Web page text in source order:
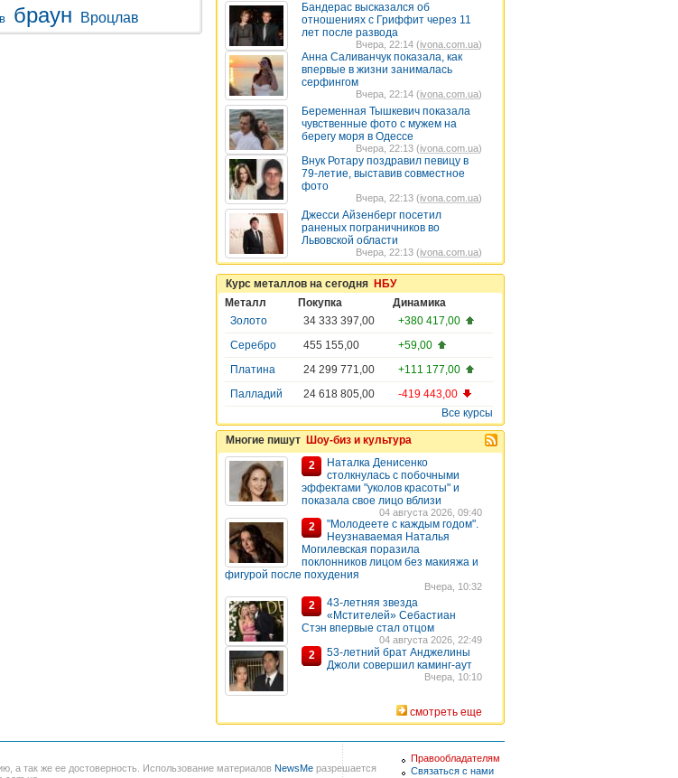
браун Вроцлав
Бандерас высказался об
отношениях с Гриффит через 11
лет после развода
Вчера, 22:14 (ivona.com.ua)
Анна Саливанчук показала, как
впервые в жизни занималась
серфингом
Вчера, 22:14 (ivona.com.ua)
Беременная Тышкевич показала
чувственные фото с мужем на
берегу моря в Одессе
Вчера, 22:13 (ivona.com.ua)
Внук Ротару поздравил певицу в
79-летие, выставив совместное
фото
Вчера, 22:13 (ivona.com.ua)
Джесси Айзенберг посетил
раненых пограничников во
Львовской области
Вчера, 22:13 (ivona.com.ua)
Курс металлов на сегодня НБУ
Металл
Покупка
Динамика
Золото
34 333 397,00
+380 417,00
Серебро
455 155,00
+59,00
Платина
24 299 771,00
+111 177,00
Палладий
24 618 805,00
-419 443,00
Все курсы
Многие пишут Шоу-биз и культура
2
Наталка Денисенко
столкнулась с побочными
эффектами "уколов красоты" и
показала свое лицо вблизи
04 августа 2026, 09:40
2
"Молодеете с каждым годом".
Неузнаваемая Наталья
Могилевская поразила
поклонников лицом без макияжа и
фигурой после похудения
Вчера, 10:32
2
43-летняя звезда
«Мстителей» Себастиан
Стэн впервые стал отцом
04 августа 2026, 22:49
2
53-летний брат Анджелины
Джоли совершил каминг-аут
Вчера, 10:10
смотреть еще
а так же ее достоверность. Использование материалов NewsMe разрешается
Правообладателям
Связаться с нами